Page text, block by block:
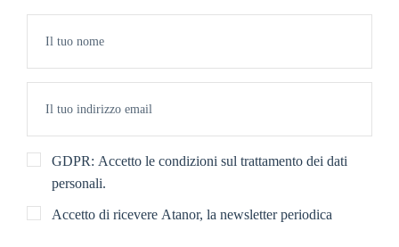
GDPR: Accetto le condizioni sul trattamento dei dati
personali.
Accetto di ricevere Atanor, la newsletter periodica